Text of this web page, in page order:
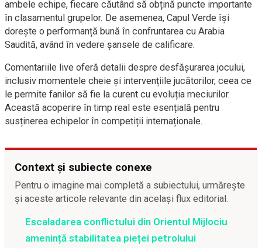
ambele echipe, fiecare căutând să obțină puncte importante
în clasamentul grupelor. De asemenea, Capul Verde își
dorește o performanță bună în confruntarea cu Arabia
Saudită, având în vedere șansele de calificare.
Comentariile live oferă detalii despre desfășurarea jocului,
inclusiv momentele cheie și intervențiile jucătorilor, ceea ce
le permite fanilor să fie la curent cu evoluția meciurilor.
Această acoperire în timp real este esențială pentru
susținerea echipelor în competiții internaționale.
Context și subiecte conexe
Pentru o imagine mai completă a subiectului, urmărește
și aceste articole relevante din același flux editorial.
Escaladarea conflictului din Orientul Mijlociu
amenință stabilitatea pieței petrolului